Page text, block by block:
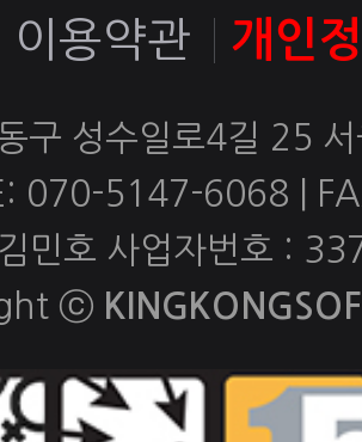
이용약관 개인
구 성수일로4길 25
070-5147-6068 |
민호 사업자번호 :
ⓒ